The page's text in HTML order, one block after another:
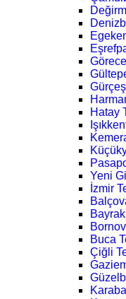
Hatay
Yeni
İzmir
Buca
Çiğli